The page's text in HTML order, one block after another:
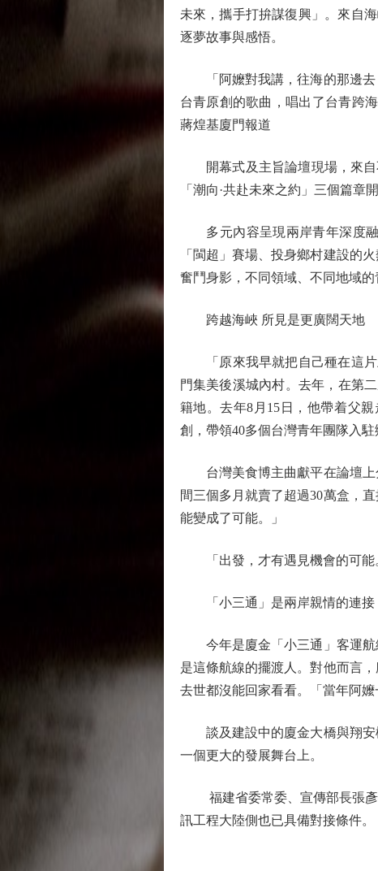
未來，攜手打拚謀復興」。來自
逐夢故事與感悟。
「阿嬤對我講，往海的那邊去
台青原創的歌曲，唱出了台青跨
蔣煌基廈門報道
開幕式及主旨論壇現場，來自
「潮向·共赴未來之約」三個篇章
多元內容呈現兩岸青年深度融
「閩超」賽場、投身鄉村建設的
奮鬥身影，不同領域、不同地域
跨越海峽 所見是更廣闊天地
「原來我早就把自己種在這片
門集美後溪城內村。去年，在第
籍地。去年8月15日，他帶着父
創，帶領40多個台灣青年團隊入
台灣美食博主曲獻平在論壇上
間三個多月就賣了超過30萬盒，
能變成了可能。」
「出發，才有遇見機會的可能
「小三通」是兩岸親情的連接
今年是廈金「小三通」客運航
是這條航線的擺渡人。對他而言
去世都沒能回家看看。「當年阿
談及建設中的廈金大橋與翔安
一個更大的發展舞台上。
福建省委常委、宣傳部長張彥
訊工程大陸側也已具備對接條件。